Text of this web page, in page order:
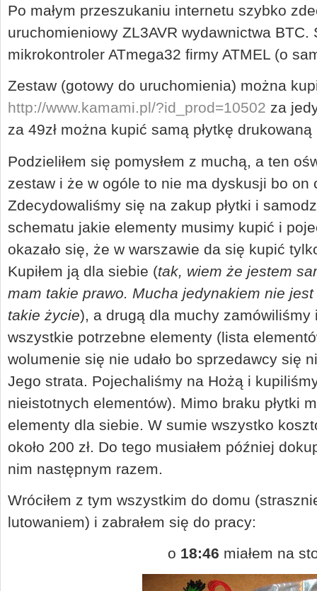
Po małym przeszukaniu internetu szybko
uruchomieniowy ZL3AVR wydawnictwa
mikrokontroler ATmega32 firmy ATMEL (o
Zestaw (gotowy do uruchomienia) można
http://www.kamami.pl/?id_prod=10502 za
za 49zł można kupić samą płytkę
Podzieliłem się pomysłem z muchą, a ten
zestaw i że w ogóle to nie ma dyskusji bo on
Zdecydowaliśmy się na zakup płytki i
schematu jakie elementy musimy kupić i
okazało się, że w warszawie da się kupić
Kupiłem ją dla siebie (tak, wiem że jestem
mam takie prawo. Mucha jedynakiem nie
takie życie), a drugą dla muchy zamówiliśmy
wszystkie potrzebne elementy (lista
wolumenie się nie udało bo sprzedawcy się
Jego strata. Pojechaliśmy na Hożą i
nieistotnych elementów). Mimo braku płytki
elementy dla siebie. W sumie wszystko
około 200 zł. Do tego musiałem później
nim następnym razem.
Wróciłem z tym wszystkim do domu
lutowaniem) i zabrałem się do pracy:
o 18:46 miałem na